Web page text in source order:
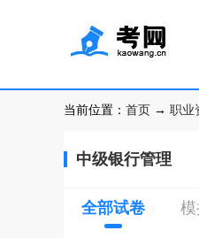
当前位置： 首页 → 职业
中级银行管理
全部试卷